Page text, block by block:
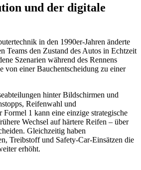
und der digitale
in den 1990er-Jahren änderte
Teams den Zustand des Autos in Echtzeit
Szenarien während des Rennens
von einer Bauchentscheidung zu einer
hinter Bildschirmen und
Reifenwahl und
1 kann eine einzige strategische
Wechsel auf härtere Reifen – über
Gleichzeitig haben
Treibstoff und Safety-Car-Einsätzen die
erhöht.